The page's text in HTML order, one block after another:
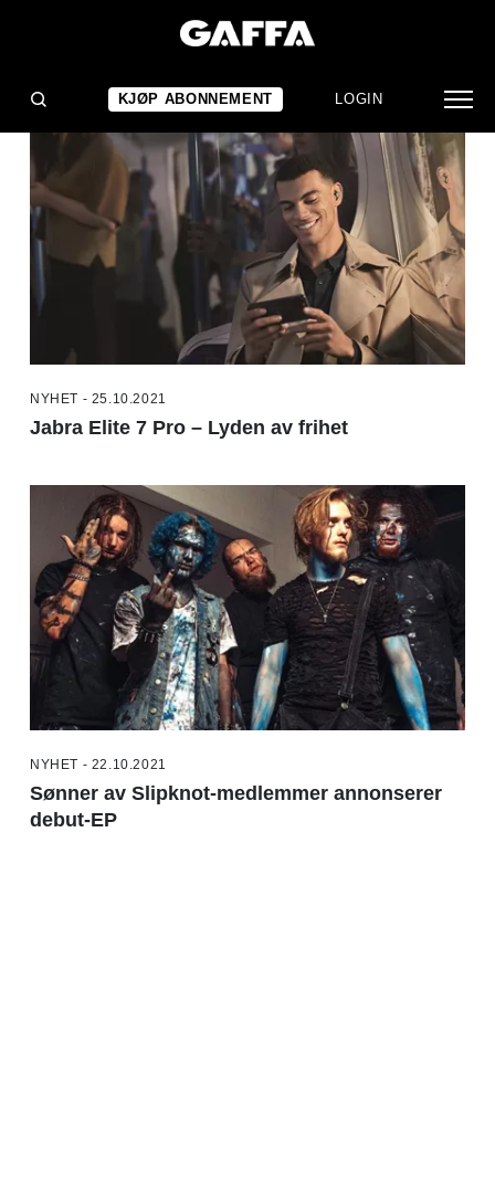
KJØP ABONNEMENT LOGIN
NYHET - 25.10.2021
Jabra Elite 7 Pro – Lyden av frihet
NYHET - 22.10.2021
Sønner av Slipknot-medlemmer annonserer
debut-EP